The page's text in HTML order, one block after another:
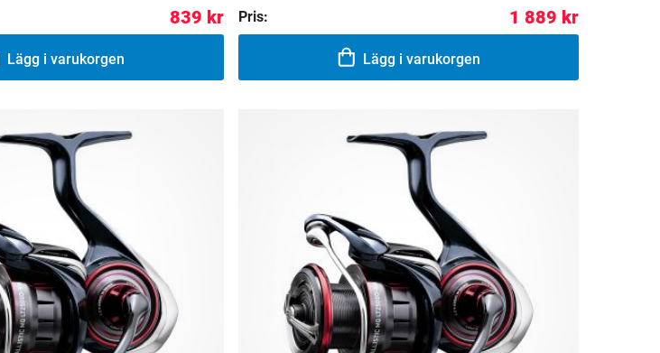
839 kr
Lägg i varukorgen
Pris: 1 889 kr
Lägg i varukorgen